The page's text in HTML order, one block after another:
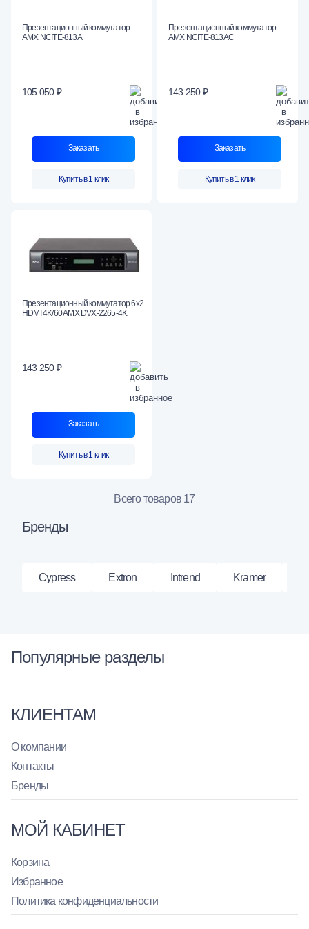
Презентационный коммутатор
AMX NCITE-813A
105 050 ₽
Заказать
Купить в 1 клик
Презентационный коммутатор
AMX NCITE-813AC
143 250 ₽
Заказать
Купить в 1 клик
Презентационный коммутатор 6х2
HDMI 4K/60 AMX DVX-2265-4K
143 250 ₽
Заказать
Купить в 1 клик
Всего товаров 17
Бренды
Cypress Extron Intrend Kramer
Популярные разделы
КЛИЕНТАМ
О компании
Контакты
Бренды
МОЙ КАБИНЕТ
Корзина
Избранное
Политика конфиденциальности